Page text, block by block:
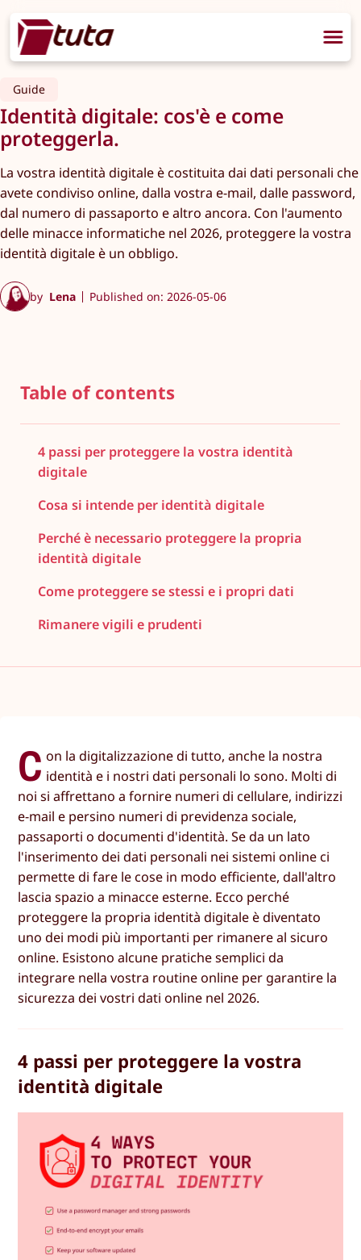
Guide
Identità digitale: cos'è e come
proteggerla.
La vostra identità digitale è costituita dai dati personali che
avete condiviso online, dalla vostra e-mail, dalle password,
dal numero di passaporto e altro ancora. Con l'aumento
delle minacce informatiche nel 2026, proteggere la vostra
identità digitale è un obbligo.
by Lena Published on: 2026-05-06
Table of contents
4 passi per proteggere la vostra identità
digitale
Cosa si intende per identità digitale
Perché è necessario proteggere la propria
identità digitale
Come proteggere se stessi e i propri dati
Rimanere vigili e prudenti
C on la digitalizzazione di tutto, anche la nostra
identità e i nostri dati personali lo sono. Molti di
noi si affrettano a fornire numeri di cellulare, indirizzi
e-mail e persino numeri di previdenza sociale,
passaporti o documenti d'identità. Se da un lato
l'inserimento dei dati personali nei sistemi online ci
permette di fare le cose in modo efficiente, dall'altro
lascia spazio a minacce esterne. Ecco perché
proteggere la propria identità digitale è diventato
uno dei modi più importanti per rimanere al sicuro
online. Esistono alcune pratiche semplici da
integrare nella vostra routine online per garantire la
sicurezza dei vostri dati online nel 2026.
4 passi per proteggere la vostra
identità digitale